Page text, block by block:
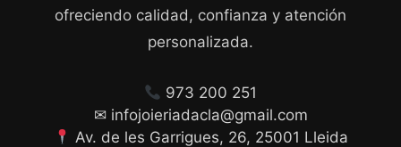
ofreciendo calidad, confianza y atención
personalizada.
973 200 251
✉ infojoieriadacla@gmail.com
Av. de les Garrigues, 26, 25001 Lleida